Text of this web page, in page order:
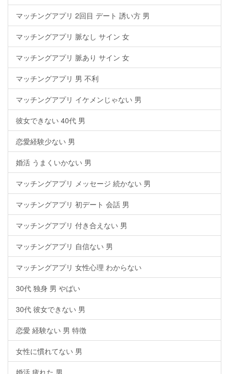
マッチングアプリ 2回目 デート 誘い方 男
マッチングアプリ 脈なし サイン 女
マッチングアプリ 脈あり サイン 女
マッチングアプリ 男 不利
マッチングアプリ イケメンじゃない 男
彼女できない 40代 男
恋愛経験少ない 男
婚活 うまくいかない 男
マッチングアプリ メッセージ 続かない 男
マッチングアプリ 初デート 会話 男
マッチングアプリ 付き合えない 男
マッチングアプリ 自信ない 男
マッチングアプリ 女性心理 わからない
30代 独身 男 やばい
30代 彼女できない 男
恋愛 経験ない 男 特徴
女性に慣れてない 男
婚活 疲れた 男